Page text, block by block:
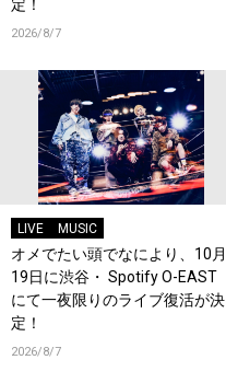
定！
2026/8/7
LIVE MUSIC
オメでたい頭でなにより、10月
19日に渋谷・ Spotify O-EAST
にて一夜限りのライブ復活が決
定！
2026/8/7